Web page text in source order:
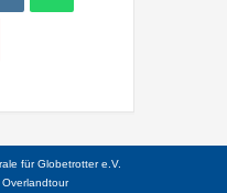
für Globetrotter e.V.
Overlandtour